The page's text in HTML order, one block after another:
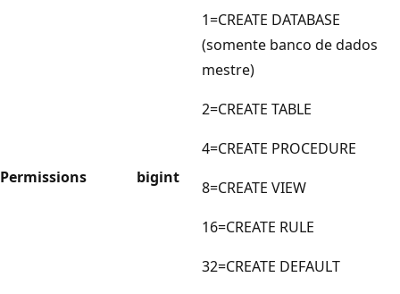
Permissions bigint
1=CREATE DATABASE
(somente banco de dados
mestre)
2=CREATE TABLE
4=CREATE PROCEDURE
8=CREATE VIEW
16=CREATE RULE
32=CREATE DEFAULT